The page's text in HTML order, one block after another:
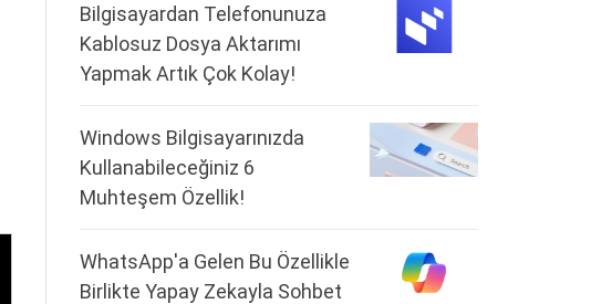
Bilgisayardan Telefonunuza
Kablosuz Dosya Aktarımı
Yapmak Artık Çok Kolay!
Windows Bilgisayarınızda
Kullanabileceğiniz 6
Muhteşem Özellik!
WhatsApp'a Gelen Bu Özellikle
Birlikte Yapay Zekayla Sohbet